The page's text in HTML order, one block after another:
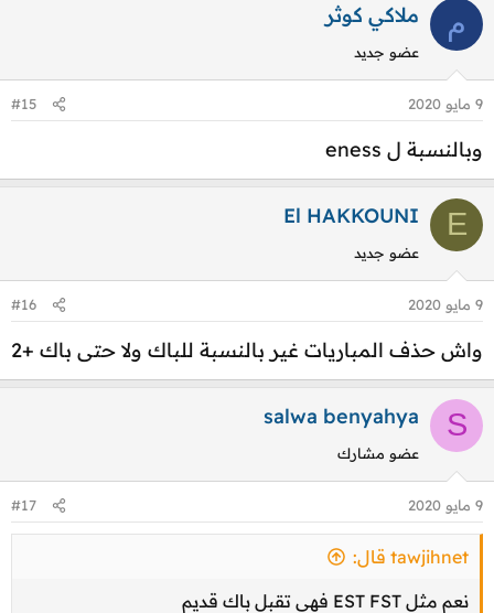
م ملاكي كوثر
عضو جديد
9 مايو 2020 #15
وبالنسبة ل eness
E
El HAKKOUNI
عضو جديد
9 مايو 2020 #16
واش حذف المباريات غير بالنسبة للباك ولا حتى باك +2​
S
salwa benyahya
عضو مشارك
9 مايو 2020 #17
tawjihnet قال:
نعم مثل EST FST فهي تقبل باك قديم